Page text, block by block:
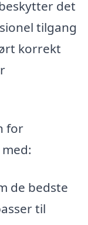
det
tilgang
korrekt
for
de bedste
til